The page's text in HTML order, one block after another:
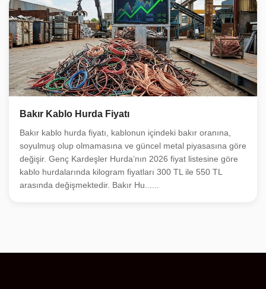
Bakır Kablo Hurda Fiyatı
Bakır kablo hurda fiyatı, kablonun içindeki bakır oranına,
soyulmuş olup olmamasına ve güncel metal piyasasına göre
değişir. Genç Kardeşler Hurda’nın 2026 fiyat listesine göre
kablo hurdalarında kilogram fiyatları 300 TL ile 550 TL
arasında değişmektedir. Bakır Hu......